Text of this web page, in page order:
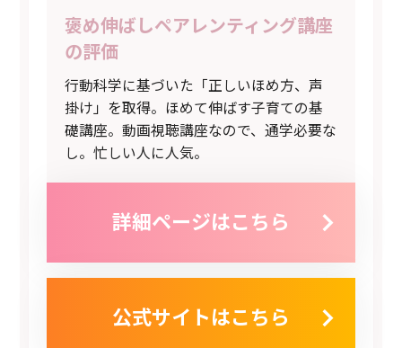
褒め伸ばしペアレンティング講座
の評価
行動科学に基づいた「正しいほめ方、声
掛け」を取得。ほめて伸ばす子育ての基
礎講座。動画視聴講座なので、通学必要な
し。忙しい人に人気。
詳細ページはこちら
公式サイトはこちら